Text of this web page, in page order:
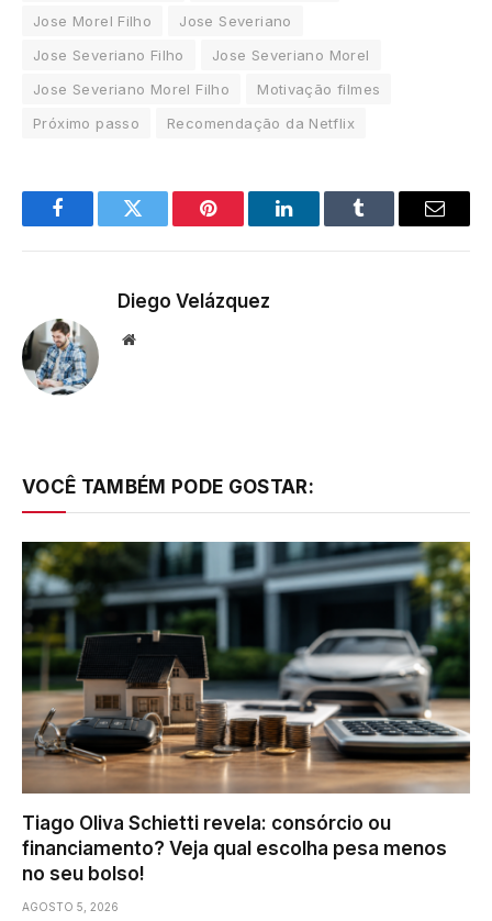
Jose Morel Filho
Jose Severiano
Jose Severiano Filho
Jose Severiano Morel
Jose Severiano Morel Filho
Motivação filmes
Próximo passo
Recomendação da Netflix
FacebookTwitter Pinterest LinkedInTumblr Email
Diego Velázquez
Website
VOCÊ TAMBÉM PODE GOSTAR:
Tiago Oliva Schietti revela: consórcio ou
financiamento? Veja qual escolha pesa menos
no seu bolso!
AGOSTO 5, 2026